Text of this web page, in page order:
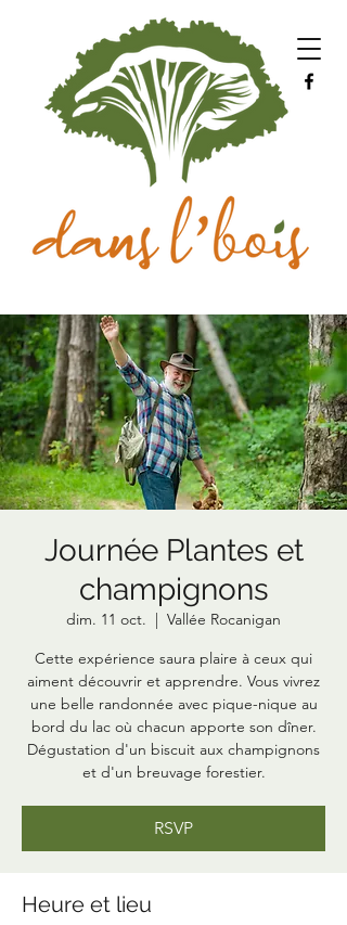
Journée Plantes et
champignons
dim. 11 oct.
  |
Vallée Rocanigan
Cette expérience saura plaire à ceux qui
aiment découvrir et apprendre. Vous vivrez
une belle randonnée avec pique-nique au
bord du lac où chacun apporte son dîner.
Dégustation d'un biscuit aux champignons
et d'un breuvage forestier.
RSVP
Heure et lieu